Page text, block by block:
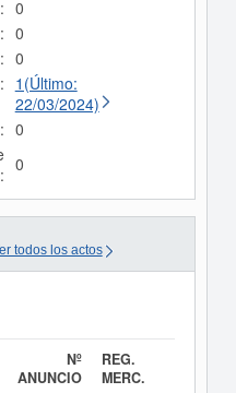
0
0
0
1(Último:
22/03/2024)
0
0
todos los actos
Nº
ANUNCIO
REG.
MERC.